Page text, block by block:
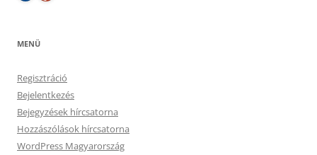
MENÜ
Regisztráció
Bejelentkezés
Bejegyzések hírcsatorna
Hozzászólások hírcsatorna
WordPress Magyarország